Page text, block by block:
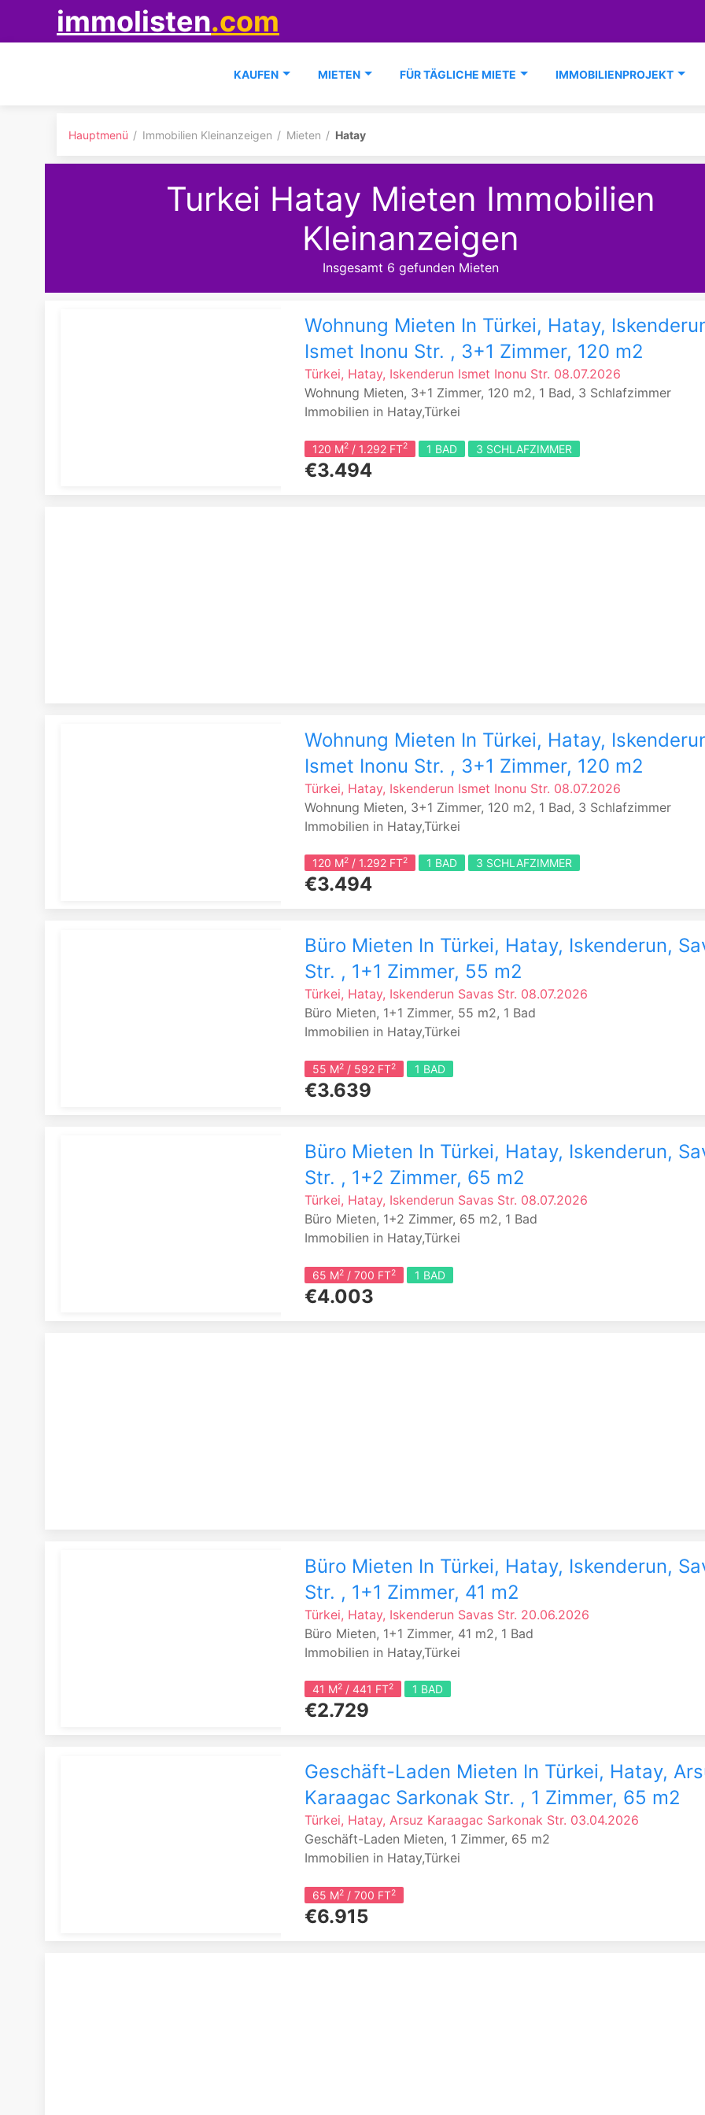
immolisten.com
KAUFEN MIETEN FÜR TÄGLICHE MIETE IMMOBILIENPROJEKT
Hauptmenü Immobilien Kleinanzeigen Mieten Hatay
Turkei Hatay Mieten Immobilien
Kleinanzeigen
Insgesamt 6 gefunden Mieten
Wohnung Mieten In Türkei, Hatay,
Ismet Inonu Str. , 3+1 Zimmer, 120 m2
Türkei, Hatay, Iskenderun Ismet Inonu Str. 08.07.2026
Wohnung Mieten, 3+1 Zimmer, 120 m2, 1 Bad, 3 Schlafzimmer
Immobilien in Hatay,Türkei
120 M2 / 1.292 FT2 1 BAD 3 SCHLAFZIMMER
€3.494
Wohnung Mieten In Türkei, Hatay,
Ismet Inonu Str. , 3+1 Zimmer, 120 m2
Türkei, Hatay, Iskenderun Ismet Inonu Str. 08.07.2026
Wohnung Mieten, 3+1 Zimmer, 120 m2, 1 Bad, 3 Schlafzimmer
Immobilien in Hatay,Türkei
120 M2 / 1.292 FT2 1 BAD 3 SCHLAFZIMMER
€3.494
Büro Mieten In Türkei, Hatay, Iskenderun,
Str. , 1+1 Zimmer, 55 m2
Türkei, Hatay, Iskenderun Savas Str. 08.07.2026
Büro Mieten, 1+1 Zimmer, 55 m2, 1 Bad
Immobilien in Hatay,Türkei
55 M2 / 592 FT2 1 BAD
€3.639
Büro Mieten In Türkei, Hatay, Iskenderun,
Str. , 1+2 Zimmer, 65 m2
Türkei, Hatay, Iskenderun Savas Str. 08.07.2026
Büro Mieten, 1+2 Zimmer, 65 m2, 1 Bad
Immobilien in Hatay,Türkei
65 M2 / 700 FT2 1 BAD
€4.003
Büro Mieten In Türkei, Hatay, Iskenderun,
Str. , 1+1 Zimmer, 41 m2
Türkei, Hatay, Iskenderun Savas Str. 20.06.2026
Büro Mieten, 1+1 Zimmer, 41 m2, 1 Bad
Immobilien in Hatay,Türkei
41 M2 / 441 FT2 1 BAD
€2.729
Geschäft-Laden Mieten In Türkei, Hatay,
Karaagac Sarkonak Str. , 1 Zimmer, 65 m2
Türkei, Hatay, Arsuz Karaagac Sarkonak Str. 03.04.2026
Geschäft-Laden Mieten, 1 Zimmer, 65 m2
Immobilien in Hatay,Türkei
65 M2 / 700 FT2
€6.915